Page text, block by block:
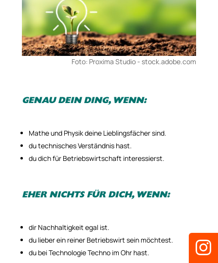
Foto: Proxima Studio ­- stock.adobe.com
GENAU DEIN DING, WENN:
Mathe und Physik deine Lieblingsfächer sind.
du technisches Verständnis hast.
du dich für Betriebswirtschaft interessierst.
EHER NICHTS FÜR DICH, WENN:
dir Nachhaltigkeit egal ist.
du lieber ein reiner Betriebswirt sein möchtest.
du bei Technologie Techno im Ohr hast.